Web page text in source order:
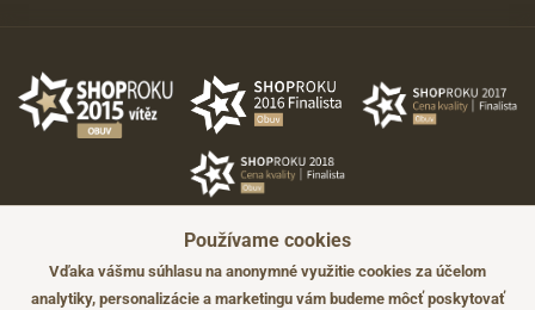
Používame cookies
Vďaka vášmu súhlasu na anonymné využitie cookies za účelom
analytiky, personalizácie a marketingu vám budeme môcť poskytovať